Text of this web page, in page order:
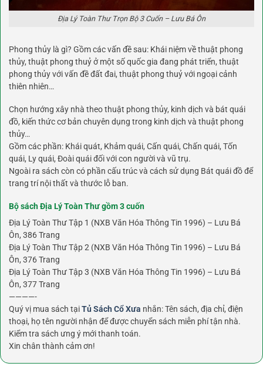
Địa Lý Toàn Thư Trọn Bộ 3 Cuốn – Lưu Bá Ôn
Phong thủy là gì? Gồm các vấn đề sau: Khái niệm về thuật phong
thủy, thuật phong thuỷ ở một số quốc gia đang phát triển, thuật
phong thủy với vấn đề đất đai, thuật phong thuỷ với ngoại cảnh
thiên nhiên…
Chọn hướng xây nhà theo thuật phong thủy, kinh dịch và bát quái
đồ, kiến thức cơ bản chuyên dụng trong kinh dịch và thuật phong
thủy…
Gồm các phần: Khái quát, Khảm quái, Cấn quái, Chấn quái, Tốn
quái, Ly quái, Đoài quái đối với con người và vũ trụ.
Ngoài ra sách còn có phần cấu trúc và cách sử dụng Bát quái đồ để
trang trí nội thất và thước lỗ ban.
Bộ sách Địa Lý Toàn Thư gồm 3 cuốn
Địa Lý Toàn Thư Tập 1 (NXB Văn Hóa Thông Tin 1996) – Lưu Bá
Ôn, 386 Trang
Địa Lý Toàn Thư Tập 2 (NXB Văn Hóa Thông Tin 1996) – Lưu Bá
Ôn, 376 Trang
Địa Lý Toàn Thư Tập 3 (NXB Văn Hóa Thông Tin 1996) – Lưu Bá
Ôn, 377 Trang
————-
Quý vị mua sách tạiTủ Sách Cổ Xưa nhắn: Tên sách, địa chỉ, điện
thoại, họ tên người nhận để được chuyển sách miễn phí tận nhà.
Kiểm tra sách ưng ý mới thanh toán.
Xin chân thành cảm ơn!